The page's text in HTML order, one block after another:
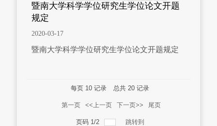
暨南大学科学学位研究生学位论文开题
规定
2020-03-17
暨南大学科学学位研究生学位论文开题规定
每页 10 记录 总共 20 记录
第一页 <<上一页 下一页>> 尾页
页码 1 /2 跳转到